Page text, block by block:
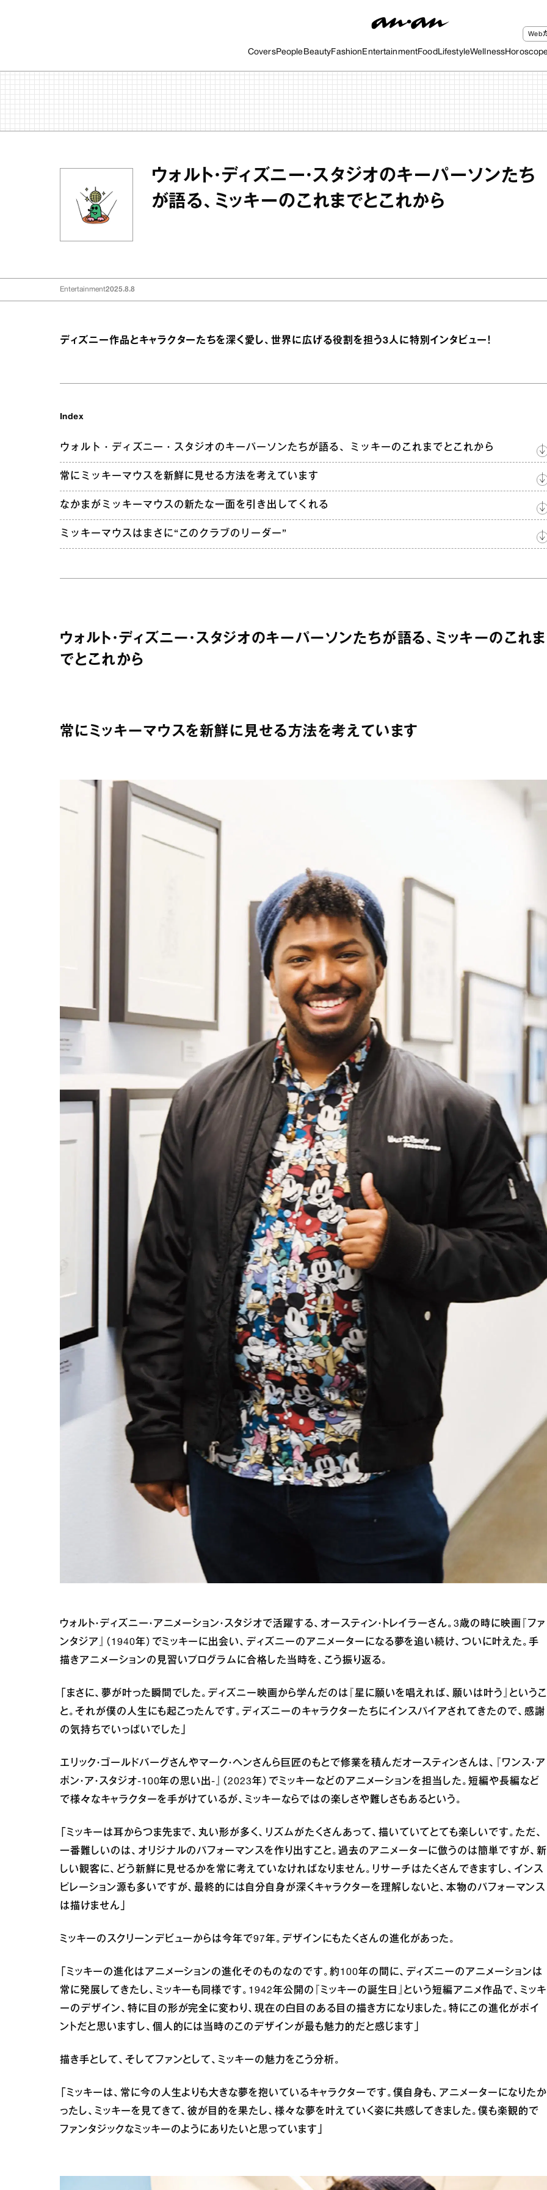
CoversPeople BeautyFashion EntertainmentFood LifestyleWellness
Web
ウォルト・ディズニー・スタジオのキーパーソンたち
が語る、ミッキーのこれまでとこれから
Entertainment2025.8.8
ディズニー作品とキャラクターたちを深く愛し、世界に広げる役割を担う3人に特別インタビュー！
Index
ウォルト・ディズニー・スタジオのキーパーソンたちが語る、ミッキーのこれまでとこれから
常にミッキーマウスを新鮮に見せる方法を考えています
なかまがミッキーマウスの新たな一面を引き出してくれる
ミッキーマウスはまさに“このクラブのリーダー”
ウォルト・ディズニー・スタジオのキーパーソンたちが語る、ミッキーのこれま
でとこれから
常にミッキーマウスを新鮮に見せる方法を考えています
ウォルト・ディズニー・アニメーション・スタジオで活躍する、オースティン・トレイラーさん。3歳の時に映画『ファ
ンタジア』（1940年）でミッキーに出会い、ディズニーのアニメーターになる夢を追い続け、ついに叶えた。手
描きアニメーションの見習いプログラムに合格した当時を、こう振り返る。
「まさに、夢が叶った瞬間でした。ディズニー映画から学んだのは『星に願いを唱えれば、願いは叶う』というこ
と。それが僕の人生にも起こったんです。ディズニーのキャラクターたちにインスパイアされてきたので、感謝
の気持ちでいっぱいでした」
エリック・ゴールドバーグさんやマーク・ヘンさんら巨匠のもとで修業を積んだオースティンさんは、『ワンス・ア
ポン・ア・スタジオ‐100年の思い出‐』（2023年）でミッキーなどのアニメーションを担当した。短編や長編など
で様々なキャラクターを手がけているが、ミッキーならではの楽しさや難しさもあるという。
「ミッキーは耳からつま先まで、丸い形が多く、リズムがたくさんあって、描いていてとても楽しいです。ただ、
一番難しいのは、オリジナルのパフォーマンスを作り出すこと。過去のアニメーターに倣うのは簡単ですが、新
しい観客に、どう新鮮に見せるかを常に考えていなければなりません。リサーチはたくさんできますし、インス
ピレーション源も多いですが、最終的には自分自身が深くキャラクターを理解しないと、本物のパフォーマンス
は描けません」
ミッキーのスクリーンデビューからは今年で97年。デザインにもたくさんの進化があった。
「ミッキーの進化はアニメーションの進化そのものなのです。約100年の間に、ディズニーのアニメーションは
常に発展してきたし、ミッキーも同様です。1942年公開の『ミッキーの誕生日』という短編アニメ作品で、ミッキ
ーのデザイン、特に目の形が完全に変わり、現在の白目のある目の描き方になりました。特にこの進化がポイ
ントだと思いますし、個人的には当時のこのデザインが最も魅力的だと感じます」
描き手として、そしてファンとして、ミッキーの魅力をこう分析。
「ミッキーは、常に今の人生よりも大きな夢を抱いているキャラクターです。僕自身も、アニメーターになりたか
ったし、ミッキーを見てきて、彼が目的を果たし、様々な夢を叶えていく姿に共感してきました。僕も楽観的で
ファンタジックなミッキーのようにありたいと思っています」